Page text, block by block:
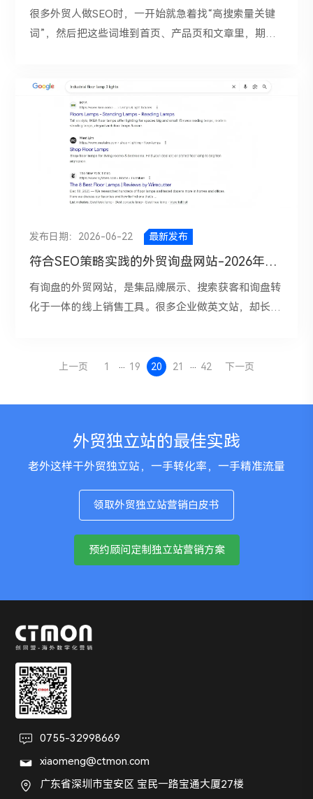
标签 副词/是否包含在H2/H3/H4等标题 图片的文件路
径需包含关键词 主关键词需出现在页面内容的前100个
用户体验 SI安全证书 网站内链结构优化 响应式设计 数
个月：做商业页矩阵 优先上线产品页、应用页和解决
方案页，把最有商业价值的搜索需求先吃下来。每个产
品页都要覆盖适用物料、包装形式、速度、精度、材
和一段简介。这个阶段的目标是让网站从“企业宣传册”
变成“采购落地页集合”。 三阶、10—14 个月：做内容
集群和证据信任 围绕 price、manufacturer、vs、how
to choose、maintenance、troubleshooting、case
它们不仅讲“我们有什么设备”，还展示“我们为什么值
网站通常已经有一批进入前两页的页面，重点应转到内
补充、地域语言优化上。目标不是单纯让流量继续涨，
而是把流量更高效地转成询盘和有效线索。 包装机械
站点结构承接搜索意图，用深度产品页和应用页承接采
购需求，用内容集群和案例视频建立信任，再用关键事
件追踪和转化优化把流量变成询盘。当把“SEO 做流
量”升级成“SEO 做询盘”，独立站才真正开始有复利。
速生成更规范的标题和描述，避免标题过长、关键词重
复、描述空泛等问题。对于博客内容，AI还可以根据上
应用当你把Search Console或GA的数据导出后，AI可
以帮助你识别：哪些页面曝光高但点击低；哪些关键词
已经接近首页、值得重点优化；哪些内容带来了流量却
没有形成询盘；哪些主题值得继续扩展成专题页或系列
助人把更多时间放在判断、策划和质量把控上，把重
复、琐碎、耗时的部分交给工具完成。无论是竞对背
调、关键词研究、独立站SEO策略制定，还是内容撰
写、页面优化、数据复盘，AI都能成为非常高效的助
手。
有人只是想快速找到解决方案（信息，商业）。如果文
章没有匹配到用户真正想看的内容，即使写得再长，也
色高跟鞋”，AI 就应该先帮你分析：这个词更偏信息
型，还是偏比较型？读者是小白，还是有一定经验的时
尚买手？文章应该写成穿搭教程、高跟鞋推荐，还是对
比测评？只有把这一步做清楚，后面的大纲、标题、结
构才不会跑偏。把AI当成一个内容策划助手，而不是写
稿机。先让它帮你拆用户问题、整理读者需求、归纳文
章结构，再让它进入写作阶段，效果通常会好得多。
文，最大的问题就是容易“看起来什么都说了，实际上
什么都没说透”。因为它会倾向于输出一些安全、通
用、平滑但不够锋利的内容。所以更推荐的流程是：先
给 AI 关键词和目标读者，让它输出一个大纲；再根据
含核心关键词的标题； b、能快速说明文章价值的导语
c、每个 H2 解决一个具体问题； d、每个 H3 承接用户
以后没流量、没排名、没转化？答案是“真正能跑出来
的文章，通常都有下面这些“人”的部分”。AI 负责把“骨
判断、有可信度”的内容。这部分才是真正决定文章质
量的关键。①、真实经验，试过哪些品牌鞋子，踩过哪
些坑，最后发现什么方法最有效。②、明确判断，什么
场景适合用什么品牌-鞋子类型，该从哪里入门，哪些
测试结果、客户反馈、团队经验，甚至是一张自己做的
对比表。结语把 AI 用在选题分析、结构设计、初稿生
成和后期优化这些关键环节时，它会成为非常强大的内
容助手；但如果你只是把关键词扔给它，期待它自动产
出爆款文章，结果大概率只会得到一篇平庸、同质化、
难以排名的内容。真正有热度的SEO文章，不是“AI 写
质上其实是环境、资料、流程、风控等多个因素叠加导
致的。1. 网络环境不稳定触发风控海外平台对于注册环
验证码频繁弹出、注册受限、二次验证过多，甚至直接
封禁的情况。2. 手机号、邮箱等基础资料不匹配随意使
用临时邮箱、二手手机号，或者资料之间前后不一致，
这种做法非常容易触发系统审核。尤其是当账号后期需
要验证身份、找回密码、绑定支付，主体验证时，前期
资料不规范的问题会被迅速放大。3. 地区限制明显，存
在规则门槛大陆用户在注册某些账号时，常常会遇到功
使注册成功，后续也可能因为地区因素导致权限不足，
影响正常使用。4. 注册流程复杂，新手容易反复试错注
册时填写哪些资料、先绑定什么、后开通什么、哪些环
节不能跳过，稍有不慎就可能走弯路。网上教程攻略很
习惯、使用节奏、资料维护、设备环境统一等，都直接
影响账户稳定性。很多账号前期注册成功，但因为后续
要注册的账户类型，比如社媒账号、广告账户、邮箱。
不同需求对应不同资料准备，提前规划可以避免重复操
资料（如有）、收款资料、设备环境等。第三步：注册
环境要尽量保持稳定、连续、统一，避免频繁更换设
备、网络或登录地点。第四步：先有邮箱和社媒账号，
再做广告账户、支付绑定等。能够减少很多不必要的问
取Google账号注册开通流程PDF版； b、领取Mate账
号注册开通流程PDF版；c、领取Linkedin账号开通注册
流程PDF版； d、领取WhatApp账号开通注册流程PDF
版；e、领取Tik Tok账号开通注册流程PDF版； f、领
取Business账号开通注册流程PDF版；..............如果正在
为海外账户注册发愁，不知道该准备什么资料、不清楚
账号注册全家桶”会是一个更省心的选择。 从资料梳
理、流程指导，到注册搭建、问题排查，7天帮你搞
关键词，SEM和SEO都要做。SEM先抢量和转化，SEO
做聚合页、案例页、对比页。 信息型长尾词：如“怎么
场词：先用SEM测词、测文案、测落地页，再把跑出来
的高转化转化物料，完善到SEO页面。 Google Search
官方一直强调，SEO的基础是让搜索引擎理解内容，也
让用户更容易判断是否要访问你的网站；同时，页面体
验、Core Web Vitals、移动端可用性、HTTPS等，会
影响整体搜索表现。换句话说，同一个高价值关键词，
广告页和自然页最好服务同一种意图，只是转化动作深
代入一个问题？“为什么广告要用独立的landing-page
页面，不用符合SEO规范的外贸网站” 单纯“符合SEO
规范的外贸网站”还不够，广告页更强调”关键词-广告-
页面-CTA“四者一致，这是广告算法核心。 最优解通常
个判断与 Google 对落地页体验、目标页可访问和独特
最常见的做法有三种： a、搜索词报告真实用户怎么
搜，用这些词完善“标题、H1、FAQ、案例页、对比
表达搬到“SEO标题”和“摘要思路”。 c、SEM中高转化
但自然流量弱的关键词，优先立项做SEO专题页，布局
SEO的优化动作。 三、如何用SEO给SEM降成本？ 当
关键词有稳定曝光和点击时，结合“付费&自然”报告判
值高”的词。 四、内容策略上Google Search Central强
具体、带追问的问题，因此内容要更“有独特信息量”，
而不是只做模板化的内容页面。对SEM+SEO协同来
说，SEM负责快速捕捉高意图短词，SEO要补齐中后段
决策内容和长尾问答内容，比如“和X的区别”“适合什么
也不要只看SEO的排名。更实用的是看这4个合并指
很多外贸人做SEO时，一开始就急着找“高搜索量关键
词”，然后把这些词堆到首页、产品页和文章里，期待
网站来说，谷歌SEO关键词规划，并不是简单地“找词
—发文—等排名”，而是一套围绕产品、市场、客户、
搜索意图和页面布局展开营销策略。只有先把关键词规
划做好，后面的建站结构、内容发布和页面优化才有明
确方向。一、为什么外贸网站一定要先做关键词规划
SEO的目标从来不只是“有流量”，而是获得精准的海外
在客户搜索意图和匹配对应网站内容。一个采购商在谷
歌上搜索的词，往往直接反映了他的需求阶段：搜
“what is stainless steel bottle”的人，可能还在了解
产品；搜 “stainless steel water bottle
manufacturer”的人，已经接近采购； 搜“custom
网站就会出现几个典型问题：①、内容方向混乱，今天
题，没有统一逻辑。②、页面内耗严重，多个页面抢同
名的。③、流量不精准，很多企业拿到一些访问量，但
用户不是目标客户，最终没有实际转化。所以，关键词
对页面、形成结构。二、外贸网站关键词规划前，先明
确4个基础问题做关键词调研之前，不建议直接打开工
具开始找词。更高效的做法，是先把以下4个问题想清
楚。1. 你卖的到底是什么这里说的是海外客户真实会搜
方、偏行业内部化的命名，但海外采购商未必这样搜。
system”，客户实际搜索的可能是“silicone hose
supplier”或“food grade tubing manufacturer”。所以
第一步，要先梳理出产品在海外市场中的常见叫法，包
括：“基础产品词 ，行业通用叫法 ，同义词和近义词
，不同国家常见表达 ，材质、用途、规格相关词 ”。2.
你的目标客户是谁不同客户群体，对关键词的搜索习惯
差异很大。比如：批发商更关注 wholesale、bulk、
MOQ ，品牌客户更关注 custom、private label、
发布日期：2026-06-22 最新发布
符合SEO策略实践的外贸询盘网站-2026年建站指南
有询盘的外贸网站，是集品牌展示、搜索获客和询盘转
化于一体的线上销售工具。很多企业做英文站，却长期
客户的采购决策路径来设计。建设符合SEO规范的外贸
你”这两件事。外贸询盘网站的目标不是在线成交，而
要业务员来跟进解决。也就是说，网站所有结构、内容
与功能，最终都应服务于一个目标：目标客户通过
表单、发送邮件或通过WhatsApp发起沟通。因此，网
站建设不能只重视觉设计，更要重视内容结构、关键词
布局、转化路径和技术基础。网站结构要符合SEO规
范，应具备清晰的层级。外贸网站的常规页面包括首
案、OEM/ODM服务、工厂实力、质量控制、资质认
能帮助搜索引擎理解站点主题，也有利于不同采购阶段
的客户找到对应信息。例如，首次访问的客户更关注公
司实力和认证信息，而已有采购意向的客户则更关注产
品参数、MOQ、交期、包装和定制能力。产品分类页
和产品详情页是外贸询盘网站核心页面。分类页主要承
接行业大词和产品类目词，例如“custom
,manufacturer....”这类关键词；详情页则承接更具体的
长尾需求，如材质、容量、工艺、用途、应用场景等。
上一页 1 ... 19 20 21 ... 42 下一页
外贸独立站的最佳实践
老外这样干外贸独立站，一手转化率，一手精准流量
领取外贸独立站营销白皮书
预约顾问定制独立站营销方案
0755-32998669
xiaomeng@ctmon.com
广东省深圳市宝安区 宝民一路宝通大厦27楼